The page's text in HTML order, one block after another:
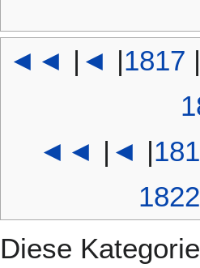
springen
springen
◄◄ | ◄ |1817 |
◄◄ | ◄ |
1822
Diese